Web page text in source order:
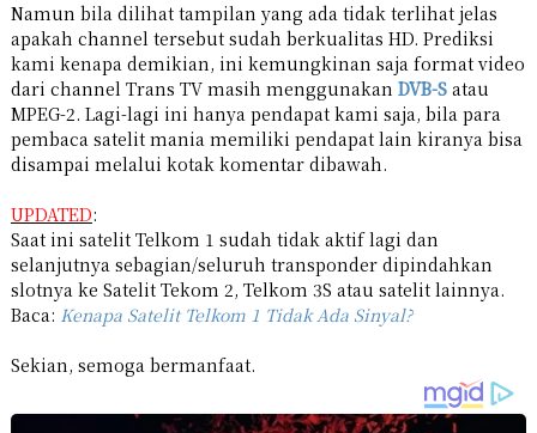
Namun bila dilihat tampilan yang ada tidak terlihat jelas
apakah channel tersebut sudah berkualitas HD. Prediksi
kami kenapa demikian, ini kemungkinan saja format video
dari channel Trans TV masih menggunakan DVB-Satau
MPEG-2. Lagi-lagi ini hanya pendapat kami saja, bila para
pembaca satelit mania memiliki pendapat lain kiranya bisa
disampai melalui kotak komentar dibawah.
UPDATED:
Saat ini satelit Telkom 1 sudah tidak aktif lagi dan
selanjutnya sebagian/seluruh transponder dipindahkan
slotnya ke Satelit Tekom 2, Telkom 3S atau satelit lainnya.
Baca: Kenapa Satelit Telkom 1 Tidak Ada Sinyal?
Sekian, semoga bermanfaat.